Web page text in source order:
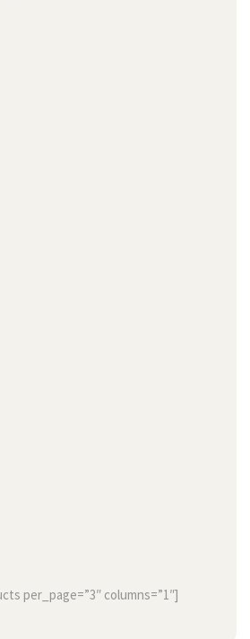
per_page=”3″ columns=”1″]